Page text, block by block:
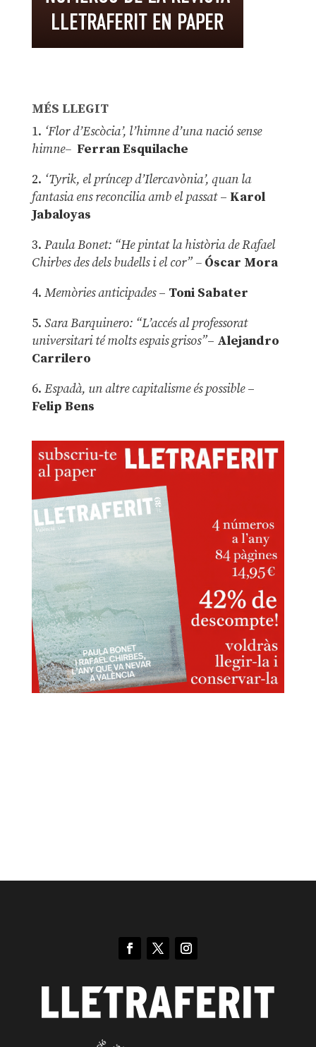
MÉS LLEGIT
1. ‘Flor d’Escòcia’, l’himne d’una nació sense
himne– Ferran Esquilache
2. ‘Tyrik, el príncep d’Ilercavònia’, quan la
fantasia ens reconcilia amb el passat– Karol
Jabaloyas
3. Paula Bonet: “He pintat la història de Rafael
Chirbes des dels budells i el cor” –Óscar Mora
4. Memòries anticipades– Toni Sabater
5. Sara Barquinero: “L’accés al professorat
universitari té molts espais grisos”– Alejandro
Carrilero
6. Espadà, un altre capitalisme és possible –
Felip Bens